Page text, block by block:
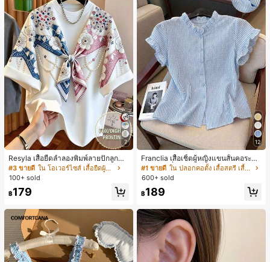
7
Resyla เสื้อยืดลำลองพิมพ์ลายปักลูกปัด
รูปโบว์ขนาดใหญ่สำหรับผู้หญิง
#3 ขายดี
ใน โอเวอร์ไซส์ เสื้อยืดผู้หญิง
100+ sold
฿179
12
Franclia เสื้อเชิ้ตผู้หญิงแขนสั้นคอระบา
ยกระดุมเดี่ยวลายทาง
#1 ขายดี
ใน ปลอกคอตั้ง เสื้อสตรี เสื้อเบลาส์ & Tee
600+ sold
฿189